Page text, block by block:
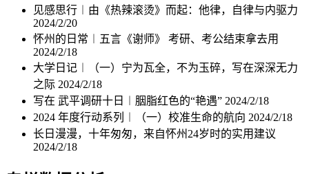
见感思行︱由《热辣滚烫》而起：他律，自律与内驱力
2024/2/20
怀州的日常︱五言《谢师》 考研、考公结束拿去用
2024/2/18
大学日记︱（一）宁为瓦全，不为玉碎，写在深深无力
之际 2024/2/18
写在 武平调研十日︱胭脂红色的“艳遇” 2024/2/18
2024 年度行动系列︱（一）校准生命的航向 2024/2/18
长日漫漫，十年匆匆，来自怀州24岁时的实用建议
2024/2/18